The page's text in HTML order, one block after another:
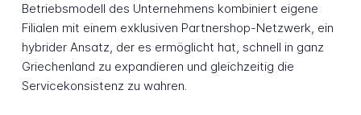
Betriebsmodell des Unternehmens kombiniert eigene
Filialen mit einem exklusiven Partnershop-Netzwerk, ein
hybrider Ansatz, der es ermöglicht hat, schnell in ganz
Griechenland zu expandieren und gleichzeitig die
Servicekonsistenz zu wahren.